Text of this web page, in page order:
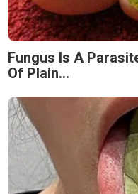
Fungus Is A
Of Plain...